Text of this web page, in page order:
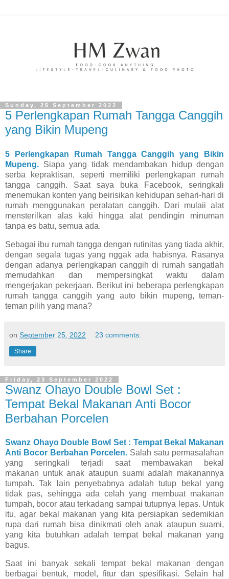
Sunday, 25 September 2022
5 Perlengkapan Rumah Tangga Canggih
yang Bikin Mupeng
5 Perlengkapan Rumah Tangga Canggih yang Bikin
Mupeng. Siapa yang tidak mendambakan hidup dengan
serba kepraktisan, seperti memiliki perlengkapan rumah
tangga canggih. Saat saya buka Facebook, seringkali
menemukan konten yang beirisikan kehidupan sehari-hari di
rumah menggunakan peralatan canggih. Dari mulaii alat
mensterilkan alas kaki hingga alat pendingin minuman
tanpa es batu, semua ada.
Sebagai ibu rumah tangga dengan rutinitas yang tiada akhir,
dengan segala tugas yang nggak ada habisnya. Rasanya
dengan adanya perlengkapan canggih di rumah sangatlah
memudahkan dan mempersingkat waktu dalam
mengerjakan pekerjaan. Berikut ini beberapa perlengkapan
rumah tangga canggih yang auto bikin mupeng, teman-
teman pilih yang mana?
on September 25, 2022 23 comments:
Share
Friday, 23 September 2022
Swanz Ohayo Double Bowl Set :
Tempat Bekal Makanan Anti Bocor
Berbahan Porcelen
Swanz Ohayo Double Bowl Set : Tempat Bekal Makanan
Anti Bocor Berbahan Porcelen. Salah satu permasalahan
yang seringkali terjadi saat membawakan bekal
makanan untukanak ataupun suami adalah makanannya
tumpah. Tak lain penyebabnya adalah tutup bekal yang
tidak pas, sehingga ada celah yang membuat makanan
tumpah, bocor atau terkadang sampai tutupnya lepas. Untuk
itu, agar bekal makanan yang kita persiapkan sedemikian
rupa dari rumah bisa dinikmati oleh anak ataupun suami,
yang kita butuhkan adalah tempat bekal makanan yang
bagus.
Saat ini banyak sekali tempat bekal makanan dengan
berbagai bentuk, model, fitur dan spesifikasi. Selain hal